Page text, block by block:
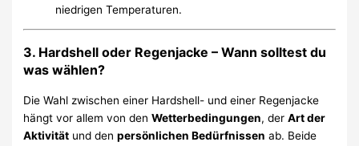
niedrigen Temperaturen.
3. Hardshell oder Regenjacke – Wann solltest du
was wählen?
Die Wahl zwischen einer Hardshell- und einer Regenjacke
hängt vor allem von denWetterbedingungen, derArt der
Aktivität und denpersönlichen Bedürfnissen ab. Beide